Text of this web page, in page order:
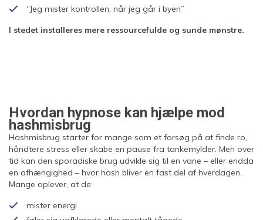
“Jeg mister kontrollen, når jeg går i byen”
I stedet installeres mere ressourcefulde og sunde mønstre.
Hvordan hypnose kan hjælpe mod
hashmisbrug
Hashmisbrug starter for mange som et forsøg på at finde ro,
håndtere stress eller skabe en pause fra tankemylder. Men over
tid kan den sporadiske brug udvikle sig til en vane – eller endda
en afhængighed – hvor hash bliver en fast del af hverdagen.
Mange oplever, at de:
mister energi